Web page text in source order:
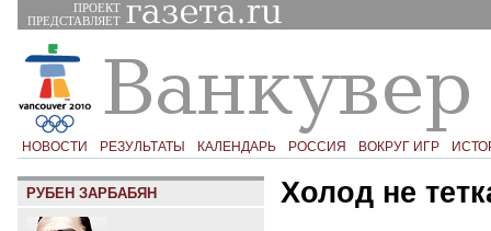
ПРОЕКТ
ПРЕДСТАВЛЯЕТ
НОВОСТИ РЕЗУЛЬТАТЫ КАЛЕНДАРЬ РОССИЯ ВОКРУГ ИГР
Холод не
РУБЕН ЗАРБАБЯН